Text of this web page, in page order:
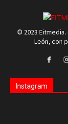
© 2023
León, con
Instagram